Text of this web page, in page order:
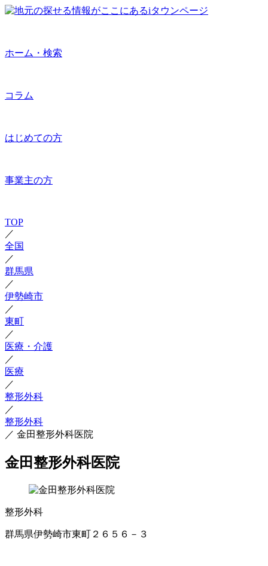
ホーム・検索
コラム
はじめての方
事業主の方
TOP
／
全国
／
群馬県
／
伊勢崎市
／
東町
／
医療・介護
／
医療
／
整形外科
／
整形外科
／ 金田整形外科医院
金田整形外科医院
整形外科
群馬県伊勢崎市東町２６５６－３